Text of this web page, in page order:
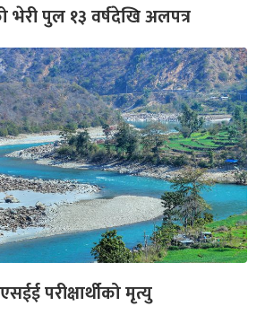
भेरी पुल १३ वर्षदेखि अलपत्र
परीक्षार्थीको मृत्यु